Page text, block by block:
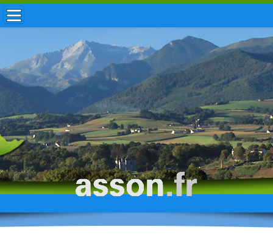
ACCUEIL / INFOS
MUNICIPALITÉ
VIE LOCALE
ENFANCE
TOURISME
HISTOIRE